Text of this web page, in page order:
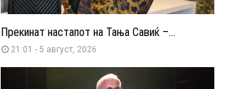
Прекинат настапот на Тања Савиќ –...
21:01 - 5 август, 2026